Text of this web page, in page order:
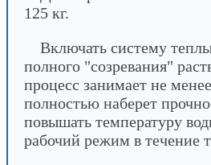
125 кг.
Включать систему
полного "созревания"
процесс занимает не
полностью наберет
повышать температуру
рабочий режим в течение